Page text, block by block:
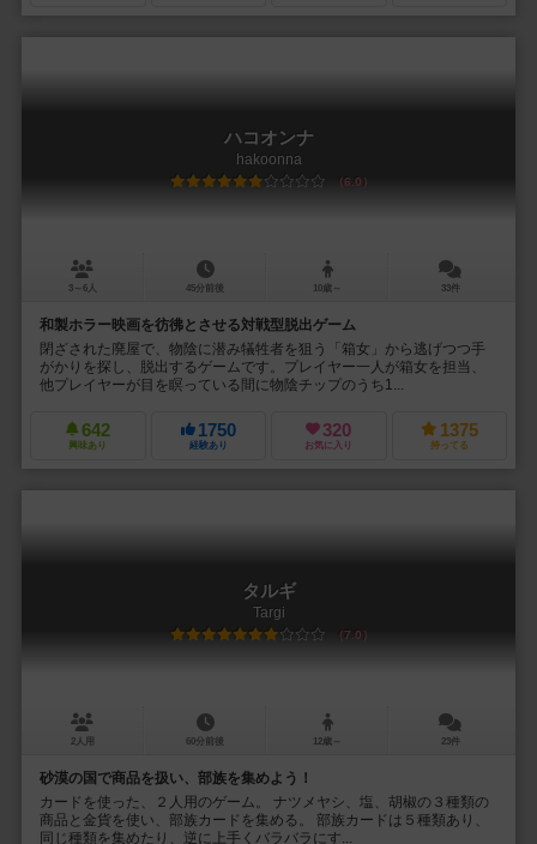
ハコオンナ
hakoonna
6.0
3～6人 45分前後 10歳～ 33件
和製ホラー映画を彷彿とさせる対戦型脱出ゲーム
閉ざされた廃屋で、物陰に潜み犠牲者を狙う「箱女」から逃げつつ手
がかりを探し、脱出するゲームです。プレイヤー一人が箱女を担当、
他プレイヤーが目を瞑っている間に物陰チップのうち1...
642
興味あり
1750
経験あり
320
お気に入り
1375
持ってる
タルギ
Targi
7.0
2人用 60分前後 12歳～ 23件
砂漠の国で商品を扱い、部族を集めよう！
カードを使った、２人用のゲーム。 ナツメヤシ、塩、胡椒の３種類の
商品と金貨を使い、部族カードを集める。 部族カードは５種類あり、
同じ種類を集めたり、逆に上手くバラバラにす...